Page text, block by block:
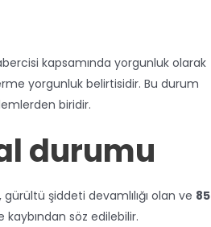
kapsamında yorgunluk olarak
yorgunluk belirtisidir. Bu durum
biridir.
durumu
gürültü şiddeti devamlılığı olan ve 85
söz edilebilir.